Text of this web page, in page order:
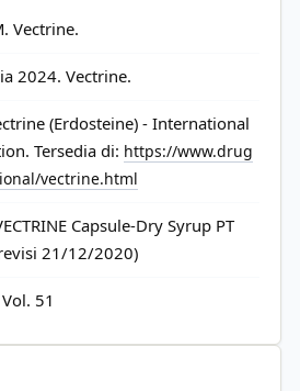
Vectrine.
2024. Vectrine.
(Erdosteine) - International
Tersedia di: https://www.drug
vectrine.html
Capsule-Dry Syrup PT
21/12/2020)
51